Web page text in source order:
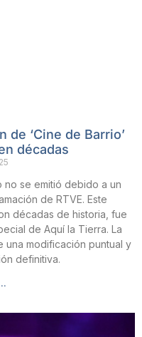
de ‘Cine de Barrio’
décadas
no se emitió debido a un
de RTVE. Este
décadas de historia, fue
de Aquí la Tierra. La
una modificación puntual y
definitiva.